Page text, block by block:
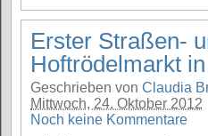
Erster Straßen-
Hoftrödelmarkt
Geschrieben von Claudia
Mittwoch, 24. Oktober 2012
Noch keine Kommentare